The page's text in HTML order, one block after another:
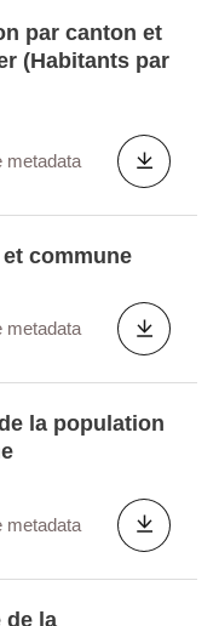
labase de
par canton et
(Habitants par
metadata
commune
metadata
la population
metadata
de la